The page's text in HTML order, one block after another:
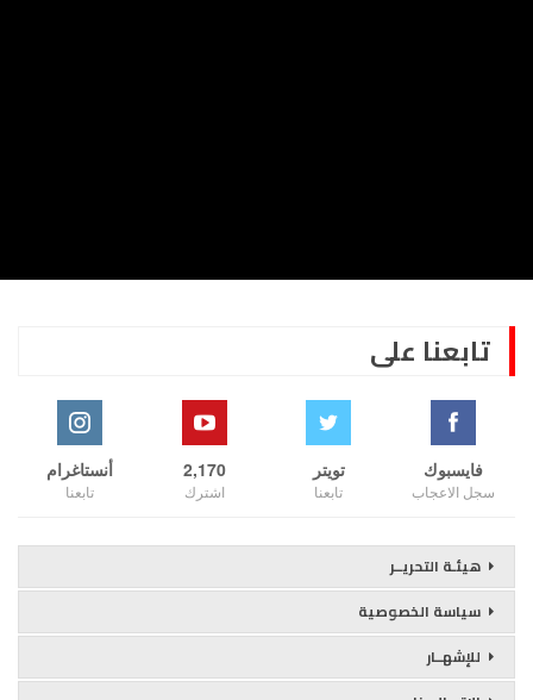
تابعنا على
فايسبوك
سجل الاعجاب
تويتر
تابعنا
2,170
اشترك
أنستاغرام
تابعنا
هيئـة التحريــر
سياسة الخصوصية
للإشهــار